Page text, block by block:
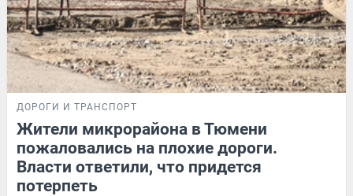
ДОРОГИ И ТРАНСПОРТ
Жители микрорайона в Тюмени
пожаловались на плохие дороги.
Власти ответили, что придется
потерпеть